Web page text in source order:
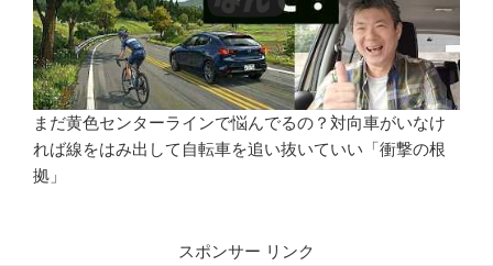
まだ黄色センターラインで悩んでるの？対向車がいなけ
れば線をはみ出して自転車を追い抜いていい「衝撃の根
拠」
スポンサー リンク